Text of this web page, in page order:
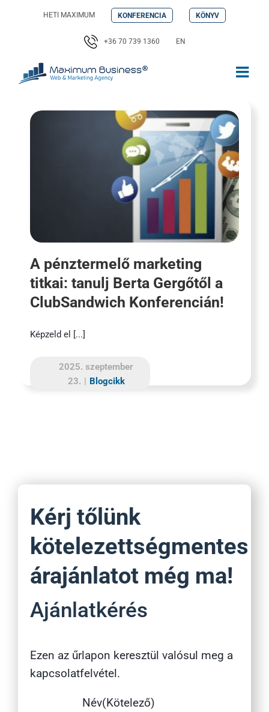
HETI MAXIMUM KONFERENCIA KÖNYV
+36 70 739 1360 EN
A pénztermelő marketing
titkai: tanulj Berta Gergőtől a
ClubSandwich Konferencián!
Képzeld el [...]
2025. szeptember
23. | Blogcikk
Kérj tőlünk
kötelezettségmentes
árajánlatot még ma!
Ajánlatkérés
Ezen az űrlapon keresztül valósul meg a
kapcsolatfelvétel.
Név(Kötelező)